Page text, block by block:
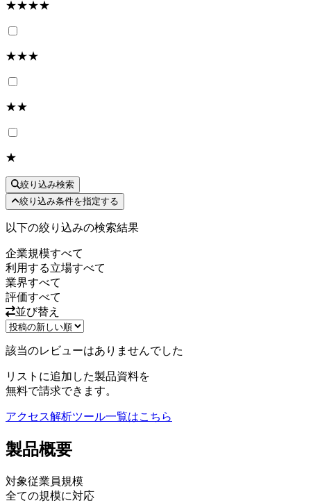
★★★★
★★★
★★
★
絞り込み検索
絞り込み条件を指定する
以下の絞り込みの検索結果
企業規模すべて
利用する立場すべて
業界すべて
評価すべて
並び替え
該当のレビューはありませんでした
リストに追加した製品資料を
無料で請求できます。
アクセス解析ツール一覧はこちら
製品概要
対象従業員規模
全ての規模に対応